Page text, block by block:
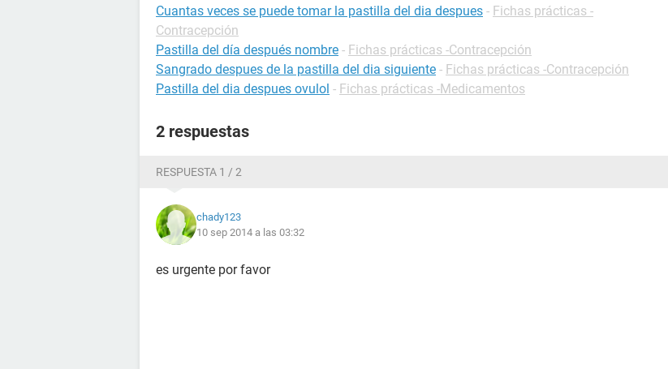
Cuantas veces se puede tomar la pastilla del dia despues - Fichas prácticas -
Contracepción
Pastilla del día después nombre - Fichas prácticas -Contracepción
Sangrado despues de la pastilla del dia siguiente - Fichas prácticas -Contracepción
Pastilla del dia despues ovulol - Fichas prácticas -Medicamentos
2 respuestas
RESPUESTA 1 / 2
chady123
10 sep 2014 a las 03:32
es urgente por favor